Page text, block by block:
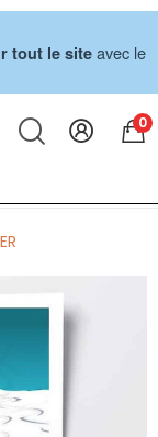
tout le siteavec le
0